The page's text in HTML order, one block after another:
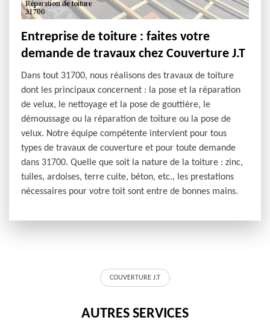
Entreprise de toiture : faites votre
demande de travaux chez Couverture J.T
Dans tout 31700, nous réalisons des travaux de toiture
dont les principaux concernent : la pose et la réparation
de velux, le nettoyage et la pose de gouttière, le
démoussage ou la réparation de toiture ou la pose de
velux. Notre équipe compétente intervient pour tous
types de travaux de couverture et pour toute demande
dans 31700. Quelle que soit la nature de la toiture : zinc,
tuiles, ardoises, terre cuite, béton, etc., les prestations
nécessaires pour votre toit sont entre de bonnes mains.
COUVERTURE J.T
AUTRES SERVICES